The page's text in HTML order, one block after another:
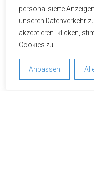
personalisierte
unseren Datenverkehr
akzeptieren" klicken,
Cookies zu.
Anpassen
+41 43 556 64 41